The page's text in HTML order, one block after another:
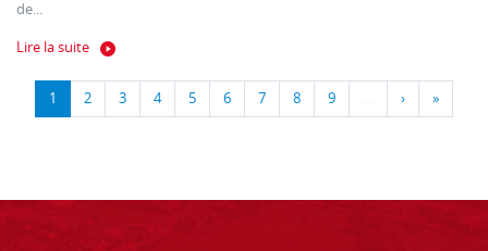
de...
Lire la suite
1 2 3 4 5 6 7 8 9 … › »